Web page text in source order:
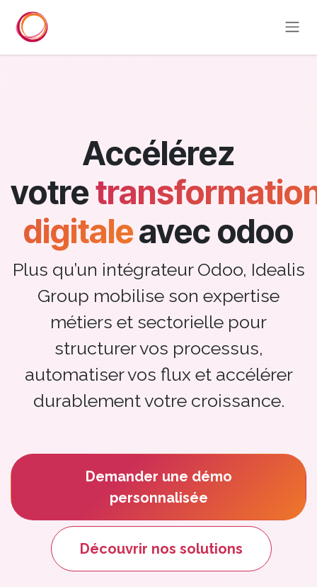
Accélérez
votre
digitaleavec odoo
Plus qu’un intégrateur Odoo, Idealis
Group mobilise son expertise
métiers et sectorielle pour
structurer vos processus,
automatiser vos flux et accélérer
durablement votre croissance.
Demander une démo
personnalisée
Découvrir nos solution​​​​s​​